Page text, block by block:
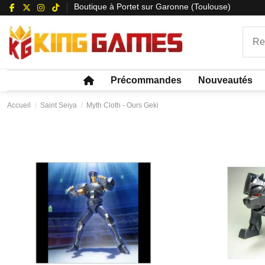
Boutique à Portet sur Garonne (Toulouse)
Précommandes Nouveautés
Accueil Saint Seiya Myth Cloth - Ours Geki